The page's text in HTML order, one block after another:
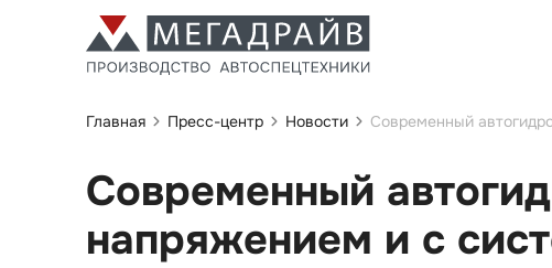
Главная Пресс-центр Новости Современный
Современный
напряжением и с